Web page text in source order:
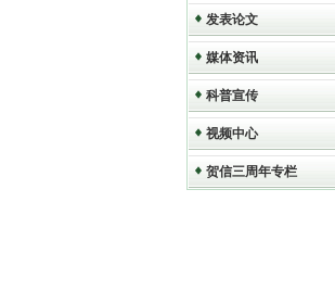
发表论文
媒体资讯
科普宣传
视频中心
贺信三周年专栏